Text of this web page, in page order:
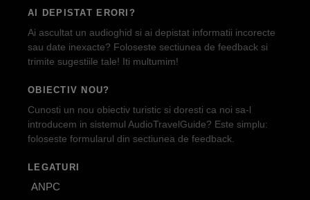
AI DEPISTAT ERORI?
Ai ascultat un audioghid si ai depistat informatii incorecte
sau date inexacte? Foloseste sectiunea de feedback si
trimite sugestiile tale! Iti multumim!
OBIECTIV NOU?
Cunosti un nou obiectiv turistic si doresti ca noi sa-l
introducem in sistemul AudioTravelGuide? Este simplu:
foloseste formularul din sectiunea de feedback.
LEGATURI
ANPC